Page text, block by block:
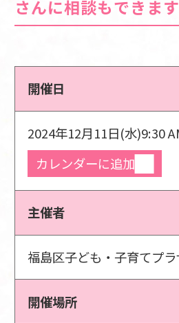
さんに相談もできます
開催日
2024年12月11日(水)9:30
カレンダーに追加
主催者
福島区子ども・子育てプラ
開催場所